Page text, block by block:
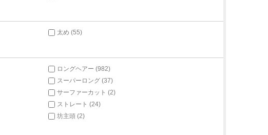
太め (55)
ロングヘアー (982)
スーパーロング (37)
サーファーカット (2)
ストレート (24)
坊主頭 (2)